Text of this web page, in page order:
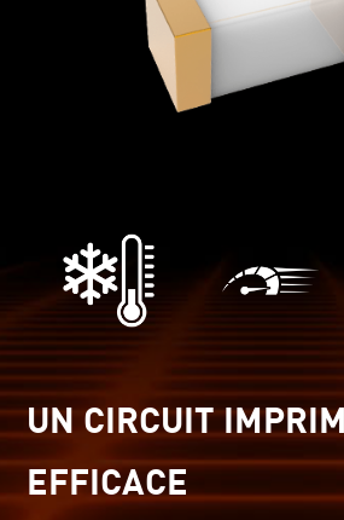
UN CIRCUIT
EFFICACE